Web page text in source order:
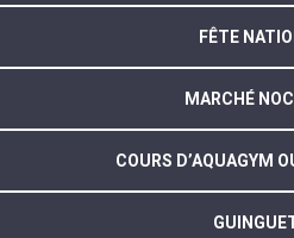
FÊTE
MARCHÉ
COURS D’AQUAGYM